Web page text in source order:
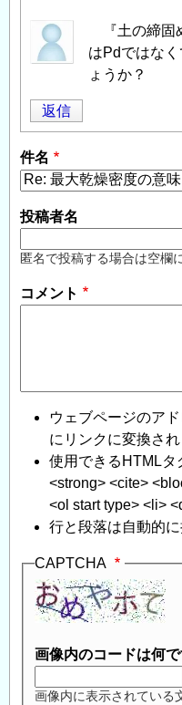
『土の締固
はPdではな
ょうか？
返信
件名
投稿者名
匿名で投稿する場合は空欄
コメント
ウェブページのア
にリンクに変換され
使用できるHTMLタ
<strong> <cite>
<ol start type> <li>
行と段落は自動的に
CAPTCHA
画像内のコードは何で
画像内に表示されている